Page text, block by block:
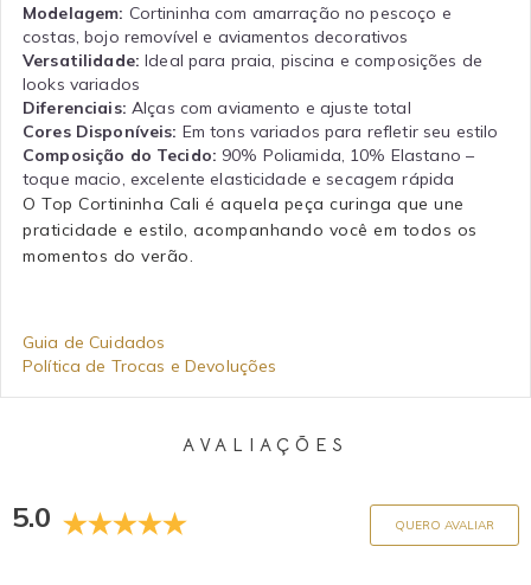
Modelagem: Cortininha com amarração no pescoço e
costas, bojo removível e aviamentos decorativos
Versatilidade: Ideal para praia, piscina e composições de
looks variados
Diferenciais: Alças com aviamento e ajuste total
Cores Disponíveis: Em tons variados para refletir seu estilo
Composição do Tecido: 90% Poliamida, 10% Elastano –
toque macio, excelente elasticidade e secagem rápida
O Top Cortininha Cali é aquela peça curinga que une
praticidade e estilo, acompanhando você em todos os
momentos do verão.
Guia de Cuidados
Política de Trocas e Devoluções
AVALIAÇÕES
5.0 QUERO AVALIAR